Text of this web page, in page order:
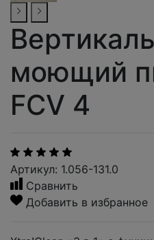
моющий
FCV 4
Артикул: 1.056-131.0
Сравнить
Добавить в избранное